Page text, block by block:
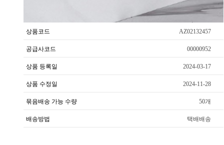
상품코드 AZ02132457
공급사코드 00000952
상품 등록일 2024-03-17
상품 수정일 2024-11-28
묶음배송 가능 수량 50개
배송방법 택배배송